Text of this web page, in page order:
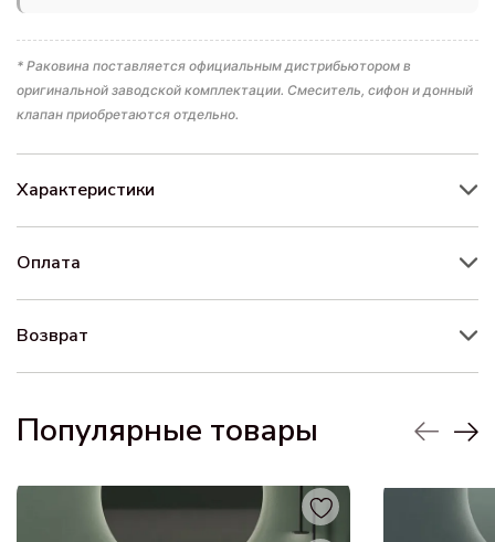
* Раковина поставляется официальным дистрибьютором в
оригинальной заводской комплектации. Смеситель, сифон и донный
клапан приобретаются отдельно.
Характеристики
Оплата
Возврат
Популярные товары